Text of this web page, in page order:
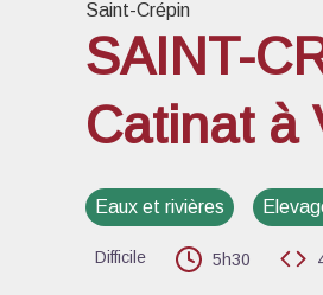
Saint-Crépin
SAINT-
Catinat à
Eaux et rivières
Difficile 5h30